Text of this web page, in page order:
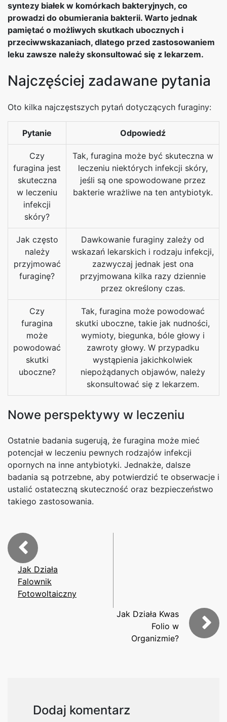
syntezy białek w komórkach bakteryjnych, co
prowadzi do obumierania bakterii. Warto jednak
pamiętać o możliwych skutkach ubocznych i
przeciwwskazaniach, dlatego przed zastosowaniem
leku zawsze należy skonsultować się z lekarzem.
Najczęściej zadawane pytania
Oto kilka najczęstszych pytań dotyczących furaginy:
Pytanie Odpowiedź
Czy
furagina jest
skuteczna
w leczeniu
infekcji
skóry?
Tak, furagina może być skuteczna w
leczeniu niektórych infekcji skóry,
jeśli są one spowodowane przez
bakterie wrażliwe na ten antybiotyk.
Jak często
należy
przyjmować
furaginę?
Dawkowanie furaginy zależy od
wskazań lekarskich i rodzaju infekcji,
zazwyczaj jednak jest ona
przyjmowana kilka razy dziennie
przez określony czas.
Czy
furagina
może
powodować
skutki
uboczne?
Tak, furagina może powodować
skutki uboczne, takie jak nudności,
wymioty, biegunka, bóle głowy i
zawroty głowy. W przypadku
wystąpienia jakichkolwiek
niepożądanych objawów, należy
skonsultować się z lekarzem.
Nowe perspektywy w leczeniu
Ostatnie badania sugerują, że furagina może mieć
potencjał w leczeniu pewnych rodzajów infekcji
opornych na inne antybiotyki. Jednakże, dalsze
badania są potrzebne, aby potwierdzić te obserwacje i
ustalić ostateczną skuteczność oraz bezpieczeństwo
takiego zastosowania.
Jak Działa
Falownik
Fotowoltaiczny
Jak Działa Kwas
Folio w
Organizmie?
Dodaj komentarz